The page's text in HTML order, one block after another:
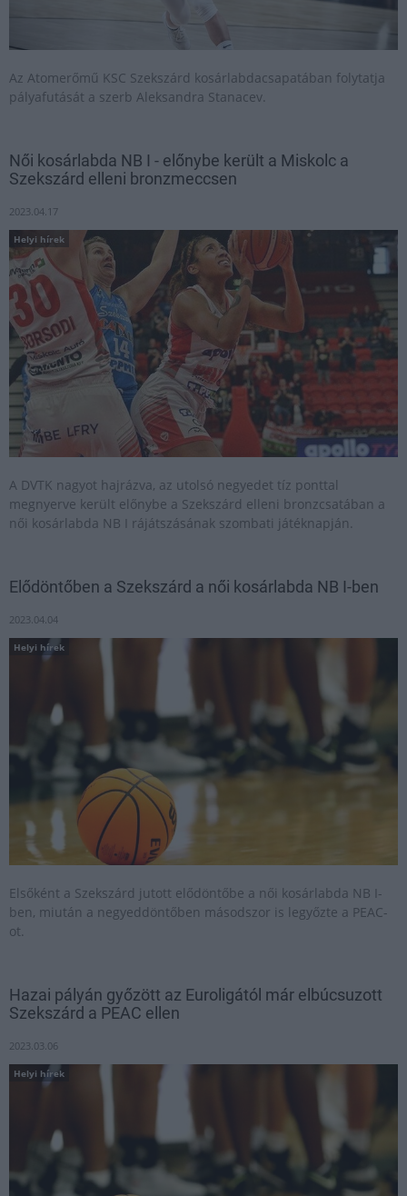
Az Atomerőmű KSC Szekszárd kosárlabdacsapatában folytatja
pályafutását a szerb Aleksandra Stanacev.
Női kosárlabda NB I - előnybe került a Miskolc a
Szekszárd elleni bronzmeccsen
2023.04.17
Helyi hírek
A DVTK nagyot hajrázva, az utolsó negyedet tíz ponttal
megnyerve került előnybe a Szekszárd elleni bronzcsatában a
női kosárlabda NB I rájátszásának szombati játéknapján.
Elődöntőben a Szekszárd a női kosárlabda NB I-ben
2023.04.04
Helyi hírek
Elsőként a Szekszárd jutott elődöntőbe a női kosárlabda NB I-
ben, miután a negyeddöntőben másodszor is legyőzte a PEAC-
ot.
Hazai pályán győzött az Euroligától már elbúcsuzott
Szekszárd a PEAC ellen
2023.03.06
Helyi hírek